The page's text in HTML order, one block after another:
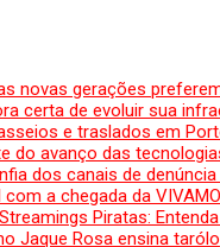
novas gerações
certa de evoluir sua
e traslados em
do avanço das
dos canais de
a chegada da
Piratas:
Jaque Rosa ensina